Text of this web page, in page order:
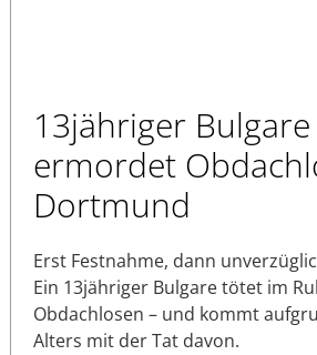
13jähriger Bulgare
ermordet
Dortmund
Erst Festnahme, dann
Ein 13jähriger Bulgare tötet im
Obdachlosen – und kommt
Alters mit der Tat davon.